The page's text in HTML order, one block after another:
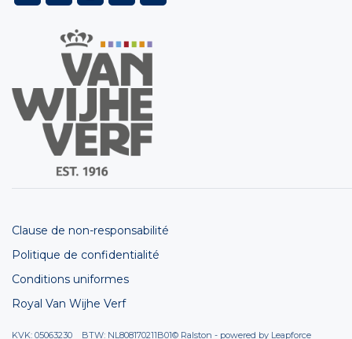
Clause de non-responsabilité
Politique de confidentialité
Conditions uniformes
Royal Van Wijhe Verf
KVK: 05063230 BTW: NL808170211B01© Ralston - powered by Leapforce